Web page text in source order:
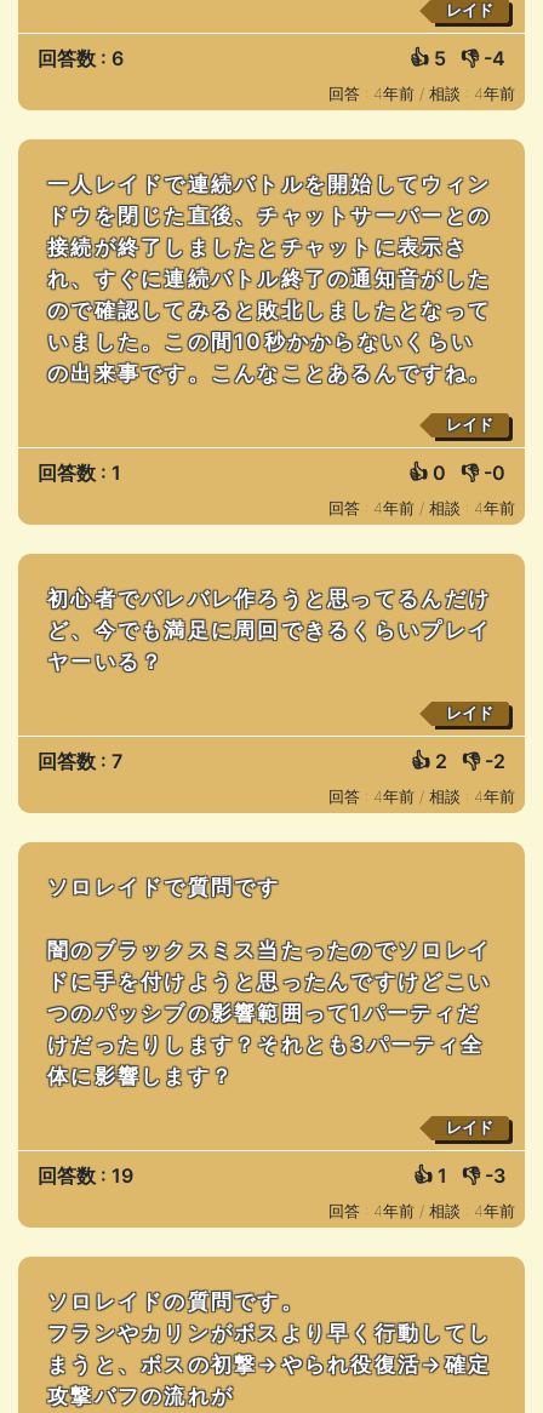
レイド
回答数 : 6 👍 5 👎 -4
回答 : 4年前 / 相談 : 4年前
一人レイドで連続バトルを開始してウィン
ドウを閉じた直後、チャットサーバーとの
接続が終了しましたとチャットに表示さ
れ、すぐに連続バトル終了の通知音がした
ので確認してみると敗北しましたとなって
いました。この間10秒かからないくらい
の出来事です。こんなことあるんですね。
レイド
回答数 : 1 👍 0 👎 -0
回答 : 4年前 / 相談 : 4年前
初心者でバレバレ作ろうと思ってるんだけ
ど、今でも満足に周回できるくらいプレイ
ヤーいる？
レイド
回答数 : 7 👍 2 👎 -2
回答 : 4年前 / 相談 : 4年前
ソロレイドで質問です
闇のブラックスミス当たったのでソロレイ
ドに手を付けようと思ったんですけどこい
つのパッシブの影響範囲って1パーティだ
けだったりします？それとも3パーティ全
体に影響します？
レイド
回答数 : 19 👍 1 👎 -3
回答 : 4年前 / 相談 : 4年前
ソロレイドの質問です。
フランやカリンがボスより早く行動してし
まうと、ボスの初撃→やられ役復活→確定
攻撃バフの流れが